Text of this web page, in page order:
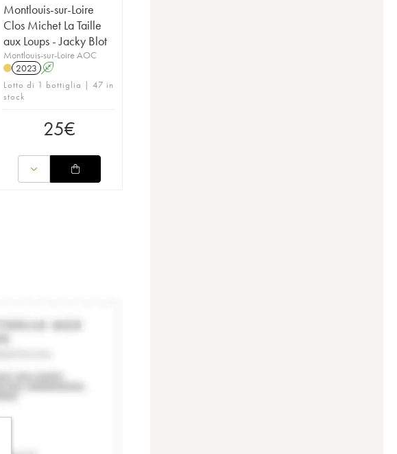
Montlouis-sur-Loire
Clos Michet La Taille
aux Loups - Jacky Blot
Montlouis-sur-Loire AOC
2023 A
Lotto di 1 bottiglia | 47 in
stock
25€